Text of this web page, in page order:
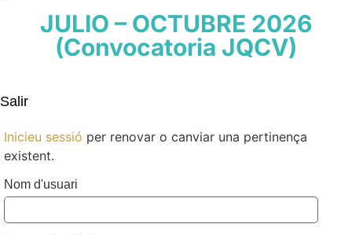
JULIO – OCTUBRE 2026
(Convocatoria JQCV)
Salir
Inicieu sessió per renovar o canviar una pertinença
existent.
Nom d'usuari